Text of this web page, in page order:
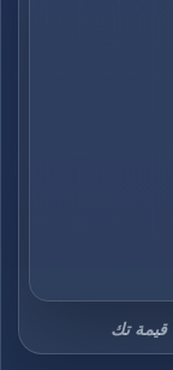
قيمة تك